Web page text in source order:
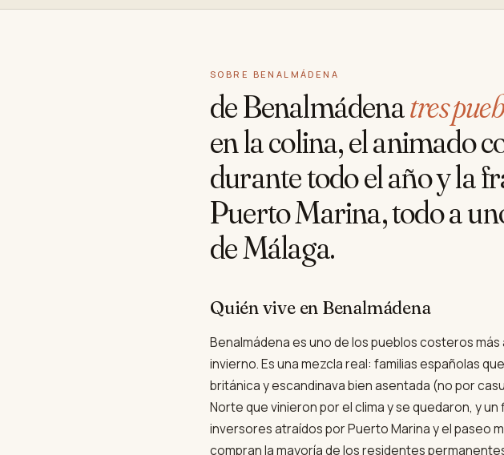
SOBRE BENALMÁDENA
de Benalmádenatres
en la colina, el animado
durante todo el año y la
Puerto Marina, todo a
de Málaga.
Quién vive en Benalmádena
Benalmádena es uno de los pueblos costeros
invierno. Es una mezcla real: familias españolas
británica y escandinava bien asentada (no por
Norte que vinieron por el clima y se quedaron, y
inversores atraídos por Puerto Marina y el paseo
compran la mayoría de los residentes